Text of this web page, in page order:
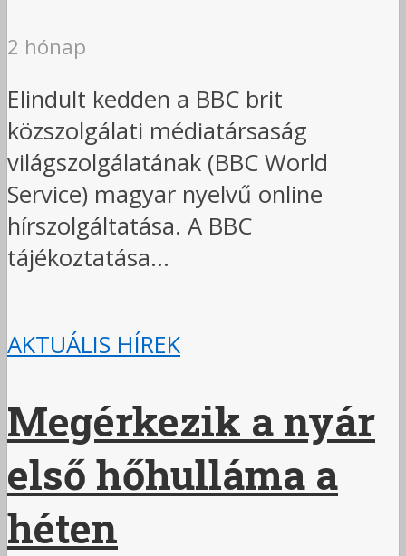
2 hónap
Elindult kedden a BBC brit
közszolgálati médiatársaság
világszolgálatának (BBC World
Service) magyar nyelvű online
hírszolgáltatása. A BBC
tájékoztatása...
AKTUÁLIS HÍREK
Megérkezik a nyár
első hőhulláma a
héten